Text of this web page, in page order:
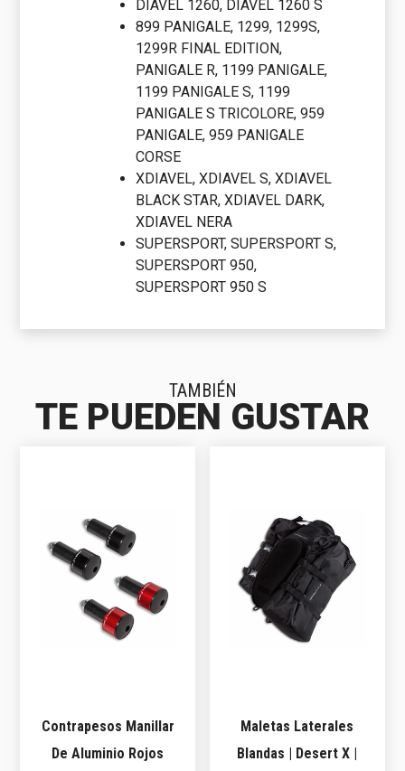
DIAVEL 1260, DIAVEL 1260 S
899 PANIGALE, 1299, 1299S,
1299R FINAL EDITION,
PANIGALE R, 1199 PANIGALE,
1199 PANIGALE S, 1199
PANIGALE S TRICOLORE, 959
PANIGALE, 959 PANIGALE
CORSE
XDIAVEL, XDIAVEL S, XDIAVEL
BLACK STAR, XDIAVEL DARK,
XDIAVEL NERA
SUPERSPORT, SUPERSPORT S,
SUPERSPORT 950,
SUPERSPORT 950 S
TAMBIÉN
TE PUEDEN GUSTAR
Contrapesos Manillar
De Aluminio Rojos
Maletas Laterales
Blandas | Desert X |